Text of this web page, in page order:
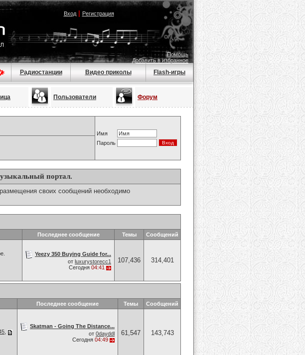
Вход| Регистрация
Помощь
Добавить в избранное
Радиостанции Видео приколы Flash-игры
Пользователи Форум
Имя
Пароль
портал.
своих сообщений необходимо
Последнее сообщение Темы Сообщений
Yeezy 350 Buying Guide for...
от luxurystorecc1
Сегодня 04:41
107,436 314,401
Последнее сообщение Темы Сообщений
Skatman - Going The Distance...
от 0dayddl
Сегодня 04:49
61,547 143,743